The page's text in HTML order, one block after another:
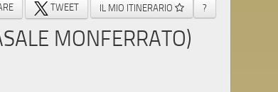
TWEET IL MIO ITINERARIO ?
MONFERRATO)